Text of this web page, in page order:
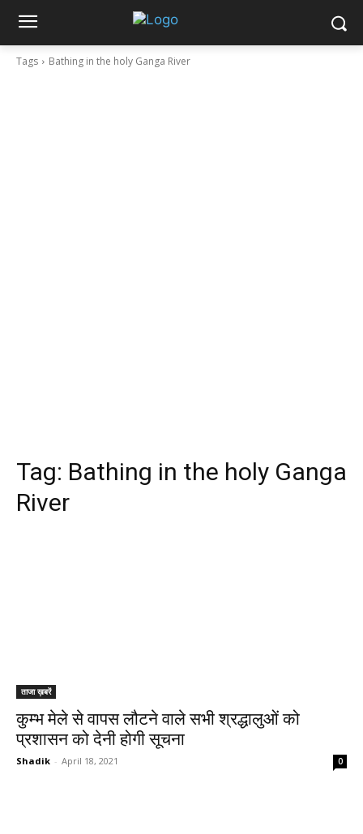
Tags Bathing in the holy Ganga River
Tag: Bathing in the holy Ganga
River
ताजा ख़बरें
कुम्भ मेले से वापस लौटने वाले सभी श्रद्धालुओं को
प्रशासन को देनी होगी सूचना
Shadik - April 18, 2021 0